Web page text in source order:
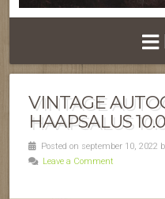
VINTAGE
HAAPSALUS
Posted on september 10, 2022
Leave a Comment